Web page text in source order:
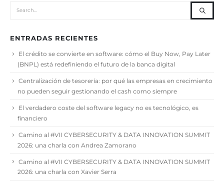
ENTRADAS RECIENTES
El crédito se convierte en software: cómo el Buy Now, Pay Later
(BNPL) está redefiniendo el futuro de la banca digital
Centralización de tesorería: por qué las empresas en crecimiento
no pueden seguir gestionando el cash como siempre
El verdadero coste del software legacy no es tecnológico, es
financiero
Camino al #VII CYBERSECURITY & DATA INNOVATION SUMMIT
2026: una charla con Andrea Zamorano
Camino al #VII CYBERSECURITY & DATA INNOVATION SUMMIT
2026: una charla con Xavier Serra